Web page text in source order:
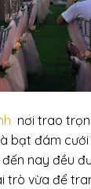
nơi trao
bạt đám
nay đều
trò vừa để